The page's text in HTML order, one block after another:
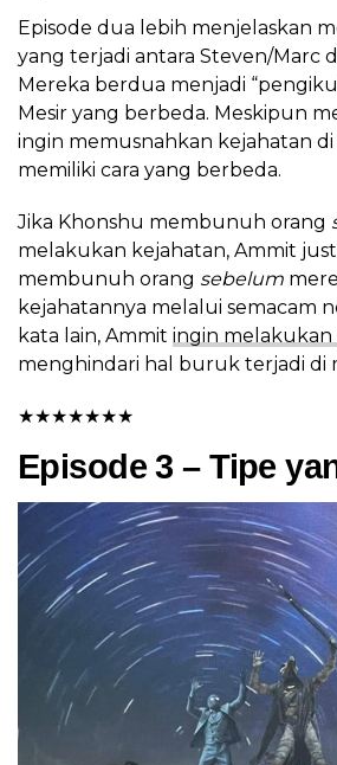
Episode dua lebih menjelaskan
yang terjadi antara Steven/Marc
Mereka berdua menjadi
Mesir yang berbeda. Meskipun
ingin memusnahkan kejahatan
memiliki cara yang berbeda.
Jika Khonshu membunuh orang
melakukan kejahatan, Ammit
membunuh orang sebelum
kejahatannya melalui semacam
kata lain, Ammit ingin melakukan
menghindari hal buruk terjadi di
★★★★★★★
Episode 3 – Tipe